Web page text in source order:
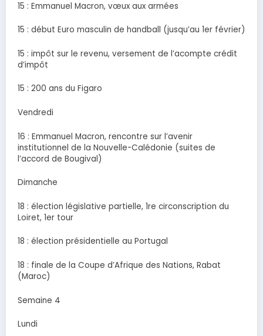
15 : Emmanuel Macron, vœux aux armées
15 : début Euro masculin de handball (jusqu’au 1er février)
15 : impôt sur le revenu, versement de l’acompte crédit
d’impôt
15 : 200 ans du Figaro
Vendredi
16 : Emmanuel Macron, rencontre sur l’avenir
institutionnel de la Nouvelle-Calédonie (suites de
l’accord de Bougival)
Dimanche
18 : élection législative partielle, 1re circonscription du
Loiret, 1er tour
18 : élection présidentielle au Portugal
18 : finale de la Coupe d’Afrique des Nations, Rabat
(Maroc)
Semaine 4
Lundi